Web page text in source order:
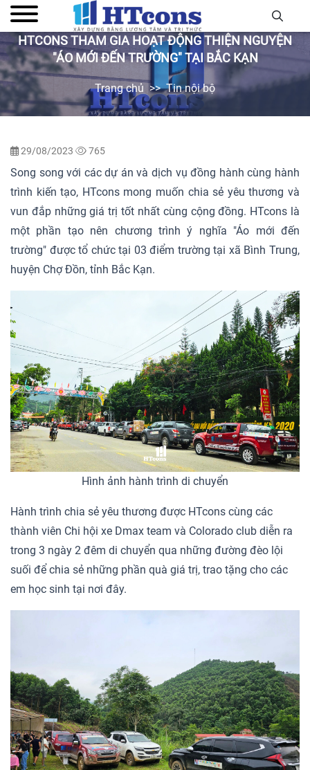
HTCONS THAM GIA HOẠT ĐỘNG THIỆN NGUYỆN
"ÁO MỚI ĐẾN TRƯỜNG" TẠI BẮC KẠN
Trang chủ Tin nội bộ
29/08/2023 765
Song song với các dự án và dịch vụ đồng hành cùng hành
trình kiến tạo, HTcons mong muốn chia sẻ yêu thương và
vun đắp những giá trị tốt nhất cùng cộng đồng. HTcons là
một phần tạo nên chương trình ý nghĩa "Áo mới đến
trường" được tổ chức tại 03 điểm trường tại xã Bình Trung,
huyện Chợ Đồn, tỉnh Bắc Kạn.
Hình ảnh hành trình di chuyển
Hành trình chia sẻ yêu thương được HTcons cùng các
thành viên Chi hội xe Dmax team và Colorado club diễn ra
trong 3 ngày 2 đêm di chuyển qua những đường đèo lội
suối để chia sẻ những phần quà giá trị, trao tặng cho các
em học sinh tại nơi đây.